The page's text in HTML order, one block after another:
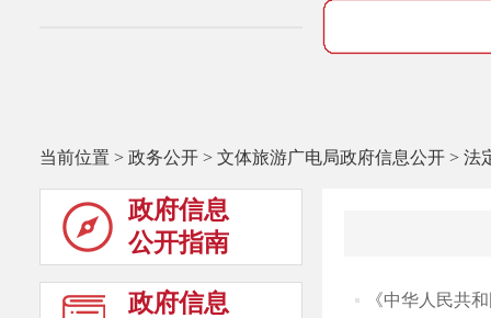
当前位置 > 政务公开 > 文体旅游广电局政府信息公开 > 法
政府信息
公开指南
政府信息
《中华人民共